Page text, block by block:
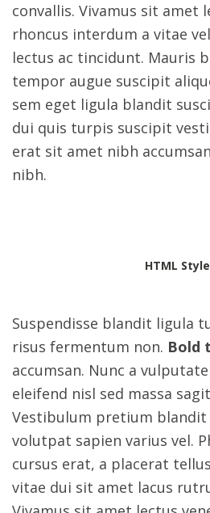
convallis. Vivamus sit amet
rhoncus interdum a vitae
lectus ac tincidunt. Mauris
tempor augue suscipit
sem eget ligula blandit
dui quis turpis suscipit
erat sit amet nibh
nibh.
HTML
Suspendisse blandit ligula
risus fermentum non. Bold
accumsan. Nunc a
eleifend nisl sed massa
Vestibulum pretium blandit
volutpat sapien varius vel.
cursus erat, a placerat
vitae dui sit amet lacus